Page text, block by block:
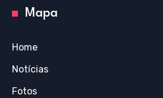
Mapa
Home
Notícias
Fotos